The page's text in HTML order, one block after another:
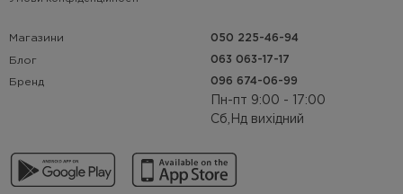
Магазини
Блог
Бренд
050 225-46-94
063 063-17-17
096 674-06-99
Пн-пт 9:00 - 17:00
Сб,Нд вихідний